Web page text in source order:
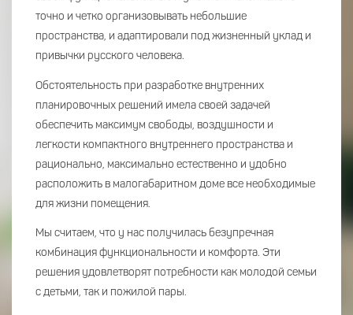
точно и четко организовывать небольшие
пространства, и адаптировали под жизненный уклад и
привычки русского человека.
Обстоятельность при разработке внутренних
планировочных решений имела своей задачей
обеспечить максимум свободы, воздушности и
легкости компактного внутреннего пространства и
рационально, максимально естественно и удобно
расположить в малогабаритном доме все необходимые
для жизни помещения.
Мы считаем, что у нас получилась безупречная
комбинация функциональности и комфорта. Эти
решения удовлетворят потребности как молодой семьи
с детьми, так и пожилой пары.